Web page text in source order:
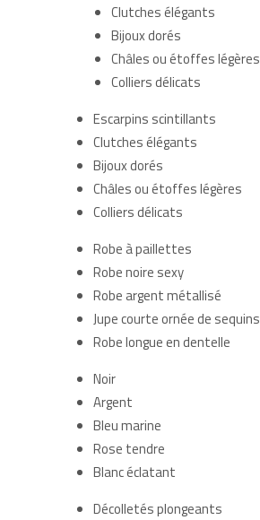
Clutches élégants
Bijoux dorés
Châles ou étoffes légères
Colliers délicats
Escarpins scintillants
Clutches élégants
Bijoux dorés
Châles ou étoffes légères
Colliers délicats
Robe à paillettes
Robe noire sexy
Robe argent métallisé
Jupe courte ornée de sequins
Robe longue en dentelle
Noir
Argent
Bleu marine
Rose tendre
Blanc éclatant
Décolletés plongeants